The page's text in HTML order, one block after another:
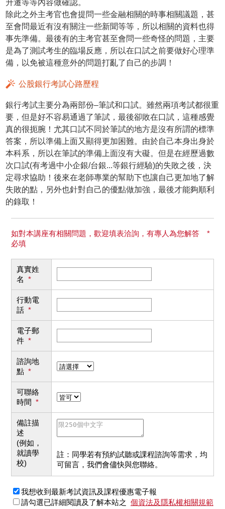
升遷等等內容做確認。
除此之外主考官也會提問一些金融相關的時事相關議題，甚
至會問最近有沒有關注一些新聞等等，所以相關的資料也得
事先準備。最後有的主考官甚至會問一些奇怪的問題，主要
是為了測試考生的臨場反應，所以在口試之前要做好心理準
備，以免被這種意外的問題打亂了自己的步調！
公股銀行考試心路歷程
銀行考試主要分為兩部份–筆試和口試。雖然兩項考試都很重
要，但是好不容易通過了筆試，最後卻敗在口試，這種感覺
真的很扼腕！尤其口試不同於筆試的地方是沒有所謂的標準
答案，所以準備上面又顯得更加困難。由於自己本身出身於
本科系，所以在筆試的準備上面沒有大礙。但是在經歷過數
次口試(有考過中小企銀/台銀...等銀行經驗)的失敗之後，決
定尋求協助！後來在老師專業的幫助下也讓自己更加地了解
失敗的點，另外也針對自己的優點做加強，最後才能夠順利
的錄取！
如對本講座有相關問題，歡迎填表洽詢，有專人為您解答 *
必填
真實姓
名 *
行動電
話 *
電子郵
件 *
諮詢地
點 *
可聯絡
時間 *
備註描
述
(例如，
就讀學
校)
註：同學若有預約試聽或課程諮詢等需求，均
可留言，我們會儘快與您聯絡。
我想收到最新考試資訊及課程優惠電子報
請勾選已詳細閱讀及了解本站之 個資法及隱私權相關規範